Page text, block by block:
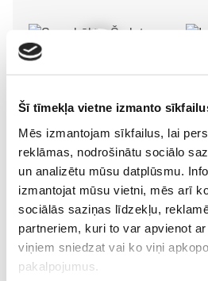
Šī tīmekļa vietne izmanto
Mēs izmantojam sīkfailus, lai
reklāmas, nodrošinātu sociālo
un analizētu mūsu datplūsmu.
izmantojat mūsu vietni, mēs arī
sociālās saziņas līdzekļu,
partneriem, kuri to var apvienot
viņiem sniedzat vai ko viņi
pakalpojumus.
pasaulē Jūrmalas
slimnīcā
Gaidības
09. Jul 09:55
16.